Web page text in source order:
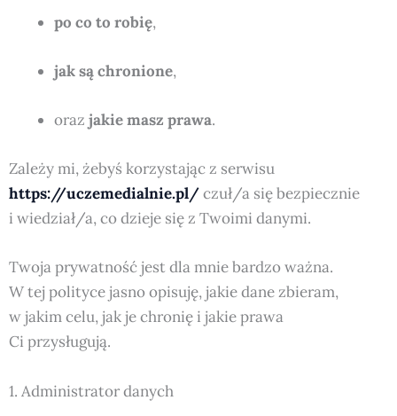
po co to robię,
jak są chronione,
oraz jakie masz prawa.
Zależy mi, żebyś korzystając z serwisu
https://uczemedialnie.pl/czuł/a się bezpiecznie
i wiedział/a, co dzieje się z Twoimi danymi.
Twoja prywatność jest dla mnie bardzo ważna.
W tej polityce jasno opisuję, jakie dane zbieram,
w jakim celu, jak je chronię i jakie prawa
Ci przysługują.
1. Administrator danych